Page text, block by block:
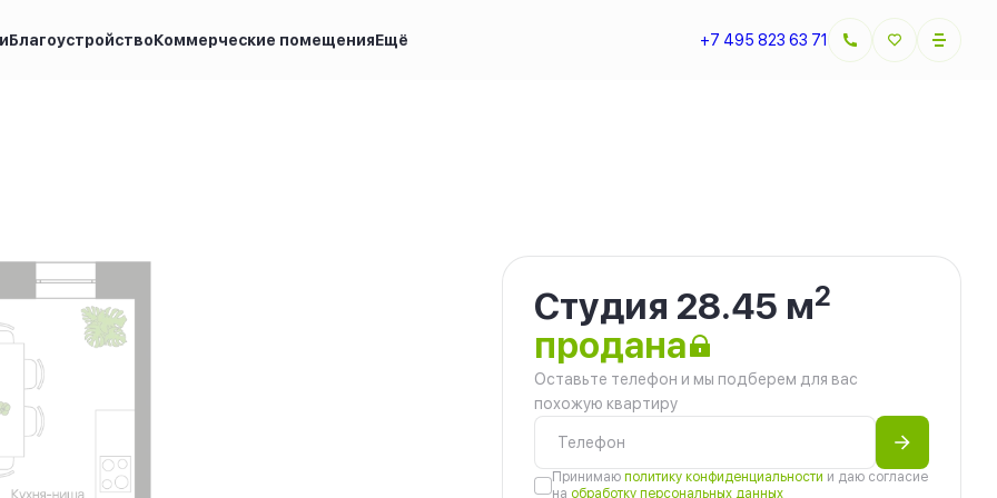
БлагоустройствоКоммерческие помещенияЕщё +7 495 823 63 71
Студия 28.45 м2
продана
Оставьте телефон и мы подберем для вас
похожую квартиру
Принимаю политику конфиденциальности и даю согласие
на обработку персональных данных